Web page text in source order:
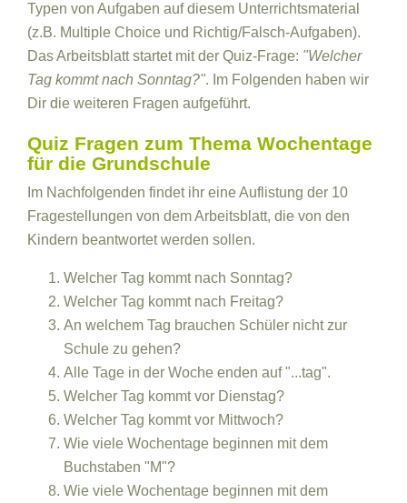
Typen von Aufgaben auf diesem Unterrichtsmaterial
(z.B. Multiple Choice und Richtig/Falsch-Aufgaben).
Das Arbeitsblatt startet mit der Quiz-Frage: "Welcher
Tag kommt nach Sonntag?". Im Folgenden haben wir
Dir die weiteren Fragen aufgeführt.
Quiz Fragen zum Thema Wochentage
für die Grundschule
Im Nachfolgenden findet ihr eine Auflistung der 10
Fragestellungen von dem Arbeitsblatt, die von den
Kindern beantwortet werden sollen.
Welcher Tag kommt nach Sonntag?
Welcher Tag kommt nach Freitag?
An welchem Tag brauchen Schüler nicht zur
Schule zu gehen?
Alle Tage in der Woche enden auf "...tag".
Welcher Tag kommt vor Dienstag?
Welcher Tag kommt vor Mittwoch?
Wie viele Wochentage beginnen mit dem
Buchstaben "M"?
Wie viele Wochentage beginnen mit dem